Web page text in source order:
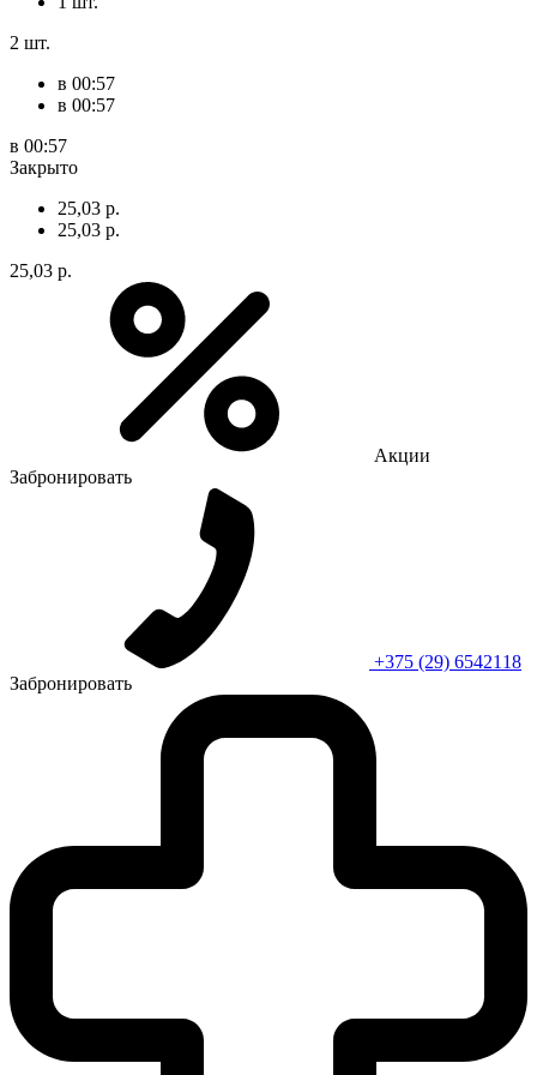
2 шт.
в 00:57
в 00:57
в 00:57
Закрыто
25,03 р.
25,03 р.
25,03 р.
Акции
Забронировать
+375 (29) 6542118
Забронировать